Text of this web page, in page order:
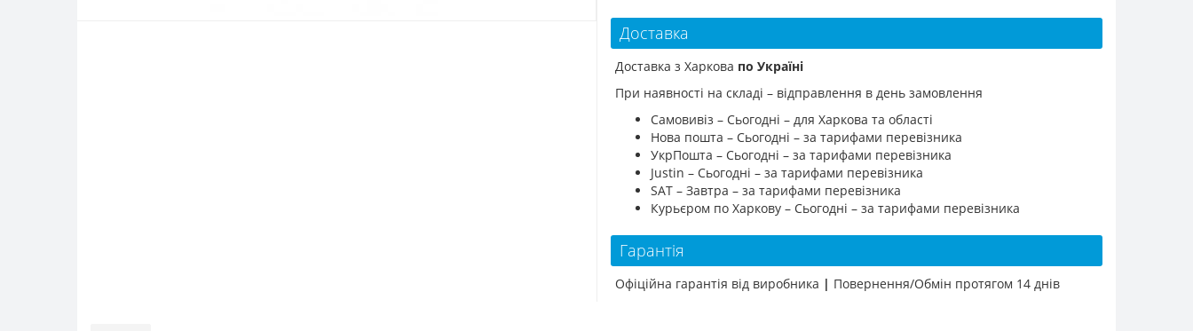
Доставка
Доставка з Харкова по Україні
При наявності на складі – відправлення в день замовлення
Самовивіз – Сьогодні – для Харкова та області
Нова пошта – Сьогодні – за тарифами перевізника
УкрПошта – Сьогодні – за тарифами перевізника
Justin – Сьогодні – за тарифами перевізника
SAT – Завтра – за тарифами перевізника
Курьєром по Харкову – Сьогодні – за тарифами перевізника
Гарантія
Офіційна гарантія від виробника | Повернення/Обмін протягом 14 днів